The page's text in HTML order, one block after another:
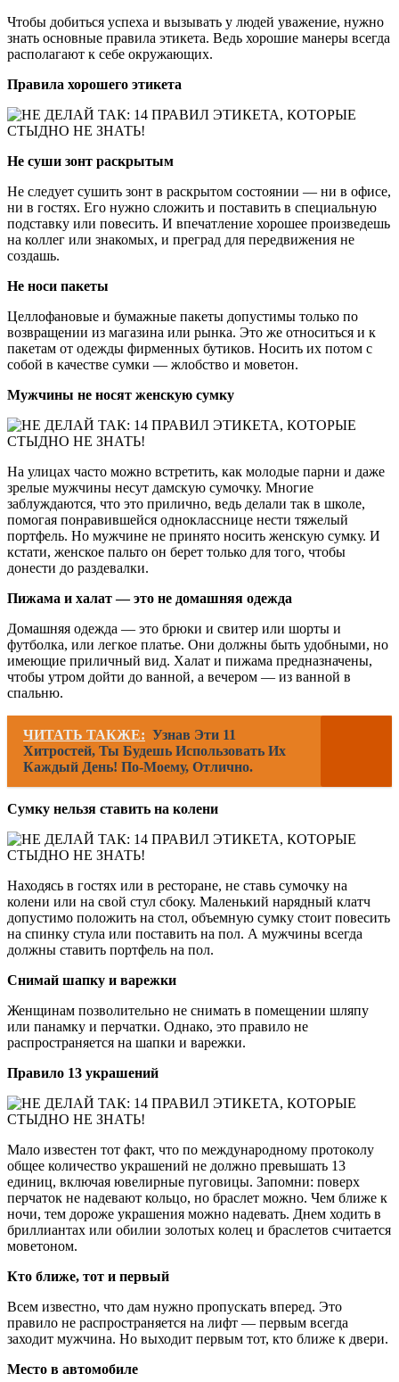
Чтобы добиться успеха и вызывать у людей уважение, нужно
знать основные правила этикета. Ведь хорошие манеры всегда
располагают к себе окружающих.
Правила хорошего этикета
Не суши зонт раскрытым
Не следует сушить зонт в раскрытом состоянии — ни в офисе,
ни в гостях. Его нужно сложить и поставить в специальную
подставку или повесить. И впечатление хорошее произведешь
на коллег или знакомых, и преград для передвижения не
создашь.
Не носи пакеты
Целлофановые и бумажные пакеты допустимы только по
возвращении из магазина или рынка. Это же относиться и к
пакетам от одежды фирменных бутиков. Носить их потом с
собой в качестве сумки — жлобство и моветон.
Мужчины не носят женскую сумку
На улицах часто можно встретить, как молодые парни и даже
зрелые мужчины несут дамскую сумочку. Многие
заблуждаются, что это прилично, ведь делали так в школе,
помогая понравившейся однокласснице нести тяжелый
портфель. Но мужчине не принято носить женскую сумку. И
кстати, женское пальто он берет только для того, чтобы
донести до раздевалки.
Пижама и халат — это не домашняя одежда
Домашняя одежда — это брюки и свитер или шорты и
футболка, или легкое платье. Они должны быть удобными, но
имеющие приличный вид. Халат и пижама предназначены,
чтобы утром дойти до ванной, а вечером — из ванной в
спальню.
ЧИТАТЬ ТАКЖЕ: Узнав Эти 11
Хитростей, Ты Будешь Использовать Их
Каждый День! По-Моему, Отлично.
Сумку нельзя ставить на колени
Находясь в гостях или в ресторане, не ставь сумочку на
колени или на свой стул сбоку. Маленький нарядный клатч
допустимо положить на стол, объемную сумку стоит повесить
на спинку стула или поставить на пол. А мужчины всегда
должны ставить портфель на пол.
Снимай шапку и варежки
Женщинам позволительно не снимать в помещении шляпу
или панамку и перчатки. Однако, это правило не
распространяется на шапки и варежки.
Правило 13 украшений
Мало известен тот факт, что по международному протоколу
общее количество украшений не должно превышать 13
единиц, включая ювелирные пуговицы. Запомни: поверх
перчаток не надевают кольцо, но браслет можно. Чем ближе к
ночи, тем дороже украшения можно надевать. Днем ходить в
бриллиантах или обилии золотых колец и браслетов считается
моветоном.
Кто ближе, тот и первый
Всем известно, что дам нужно пропускать вперед. Это
правило не распространяется на лифт — первым всегда
заходит мужчина. Но выходит первым тот, кто ближе к двери.
Место в автомобиле